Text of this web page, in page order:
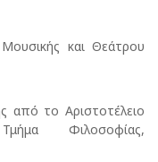
και Θεάτρου
το Αριστοτέλειο
Φιλοσοφίας,